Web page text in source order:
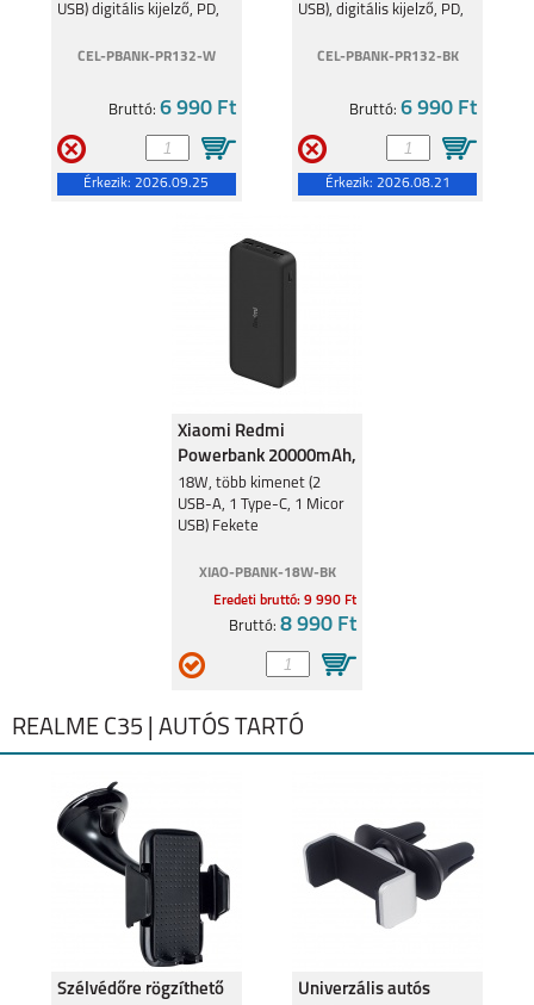
USB) digitális kijelző, PD,
CEL-PBANK-PR132-W
Bruttó: 6 990 Ft
Érkezik:2026.09.25
USB), digitális kijelző, PD,
CEL-PBANK-PR132-BK
Bruttó:6 990 Ft
Érkezik: 2026.08.21
Xiaomi Redmi
Powerbank 20000mAh,
18W, Fekete
18W, több kimenet (2
USB-A, 1 Type-C, 1 Micor
USB) Fekete
XIAO-PBANK-18W-BK
Eredeti bruttó: 9 990 Ft
Bruttó: 8 990 Ft
REALME C35 | AUTÓS TARTÓ
Szélvédőre rögzíthető
Univerzális autós